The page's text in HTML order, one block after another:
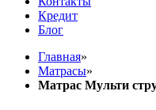
Кредит
Блог
Главная»
Матрасы»
Матрас Мульти